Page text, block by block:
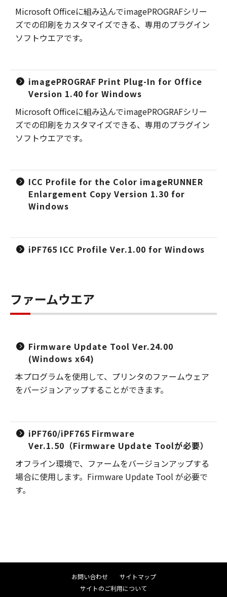
Microsoft Officeに組み込んでimagePROGRAFシリー
ズでの印刷をカスタマイズできる、専用のプラグイン
ソフトウエアです。
imagePROGRAF Print Plug-In for Office
Version 1.40 for Windows
Microsoft Officeに組み込んでimagePROGRAFシリー
ズでの印刷をカスタマイズできる、専用のプラグイン
ソフトウエアです。
ICC Profile for the Color imageRUNNER
Enlargement Copy Version 1.30 for
Windows
iPF765 ICC Profile Ver.1.00 for Windows
ファームウエア
Firmware Update Tool Ver.24.00
(Windows x64)
本プログラムを使用して、プリンタのファームウェア
をバージョンアップすることができます。
iPF760/iPF765 Firmware
Ver.1.50（Firmware Update Toolが必要）
オフライン環境で、ファームをバージョンアップする
場合に使用します。Firmware Update Tool が必要で
す。
お問い合わせ
サイトマップ
サイトのご利用について